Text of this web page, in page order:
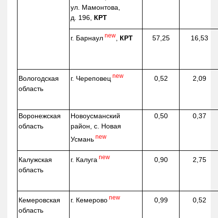
ул. Мамонтова,
д. 196, КРТ
г. Барнаул new КРТ 57,25 16,53
Вологодская
область
г. Череповец new 0,52 2,09
Воронежская
область
Новоусманский
район, с. Новая
Усмань new
0,50 0,37
Калужская
область
г. Калуга new 0,90 2,75
Кемеровская
область
г. Кемерово new 0,99 0,52